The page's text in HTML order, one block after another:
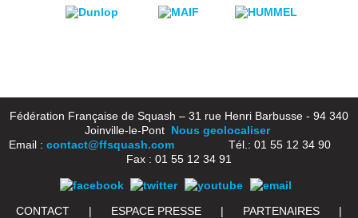
Fédération Française de Squash – 31 rue Henri Barbusse - 94 340
Joinville-le-Pont Nous geolocaliser
Email : contact@ffsquash.comTél.: 01 55 12 34 90
Fax : 01 55 12 34 91
CONTACT | ESPACE PRESSE | PARTENAIRES |